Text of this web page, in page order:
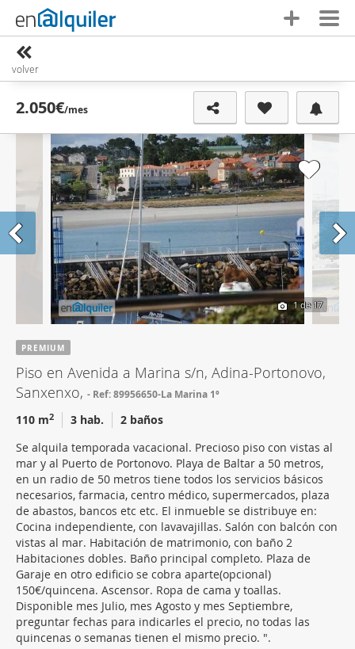
volver
2.050€/mes
1de 17
PREMIUM
Piso en Avenida a Marina s/n, Adina-Portonovo,
Sanxenxo,
Ref: 89956650-La Marina 1º
110 m2 3 hab.
2 baños
Se alquila temporada vacacional. Precioso piso con vistas al
mar y al Puerto de Portonovo. Playa de Baltar a 50 metros,
en un radio de 50 metros tiene todos los servicios básicos
necesarios, farmacia, centro médico, supermercados, plaza
de abastos, bancos etc etc. El inmueble se distribuye en:
Cocina independiente, con lavavajillas. Salón con balcón con
vistas al mar. Habitación de matrimonio, con baño 2
Habitaciones dobles. Baño principal completo. Plaza de
Garaje en otro edificio se cobra aparte(opcional)
150€/quincena. Ascensor. Ropa de cama y toallas.
Disponible mes Julio, mes Agosto y mes Septiembre,
preguntar fechas para indicarles el precio, no todas las
quincenas o semanas tienen el mismo precio. ".